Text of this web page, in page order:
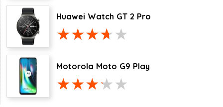
Huawei Watch GT 2 Pro
Motorola Moto G9 Play